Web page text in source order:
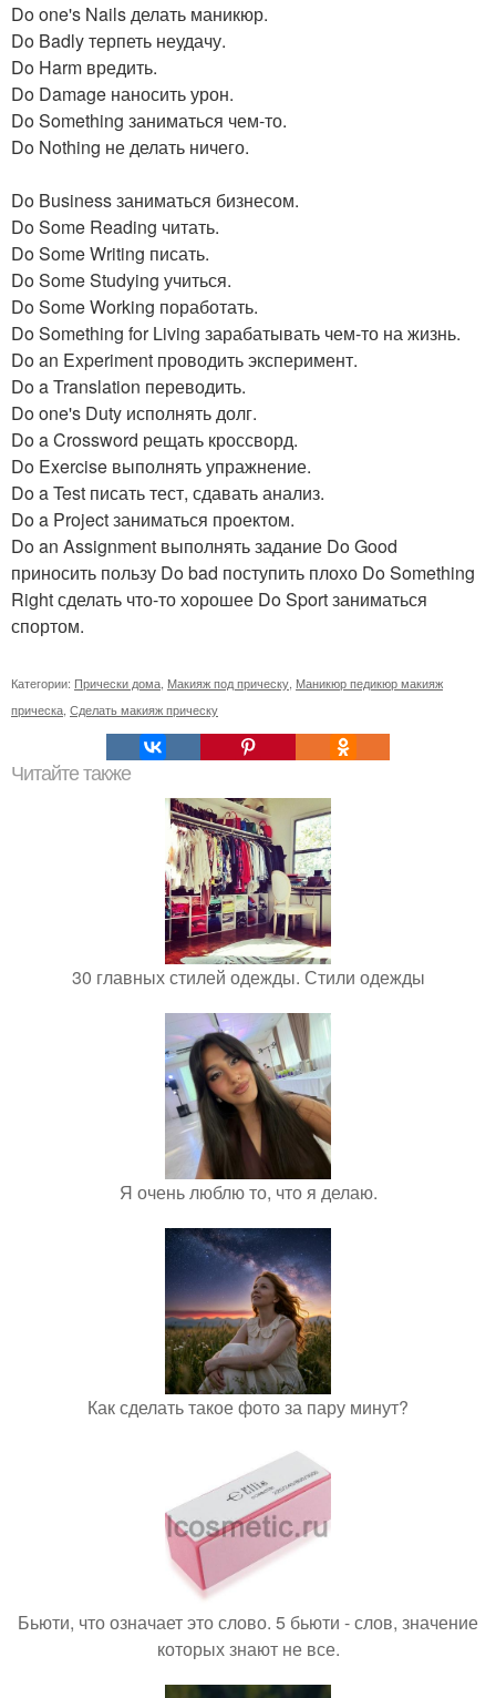
Do one's Nails делать маникюр.
Do Badly терпеть неудачу.
Do Harm вредить.
Do Damage наносить урон.
Do Something заниматься чем-то.
Do Nothing не делать ничего.
Do Business заниматься бизнесом.
Do Some Reading читать.
Do Some Writing писать.
Do Some Studying учиться.
Do Some Working поработать.
Do Something for Living зарабатывать чем-то на жизнь.
Do an Experiment проводить эксперимент.
Do a Translation переводить.
Do one's Duty исполнять долг.
Do a Crossword рещать кроссворд.
Do Exercise выполнять упражнение.
Do a Test писать тест, сдавать анализ.
Do a Project заниматься проектом.
Do an Assignment выполнять задание Do Good
приносить пользу Do bad поступить плохо Do Something
Right сделать что-то хорошее Do Sport заниматься
спортом.
Категории: Прически дома Макияж под прическу Маникюр педикюр макияж
прическа Сделать макияж прическу
Читайте также
30 главных стилей одежды. Стили одежды
Я очень люблю то, что я делаю.
Как сделать такое фото за пару минут?
Бьюти, что означает это слово. 5 бьюти - слов, значение
которых знают не все.